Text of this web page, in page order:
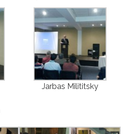
Jarbas Milititsky